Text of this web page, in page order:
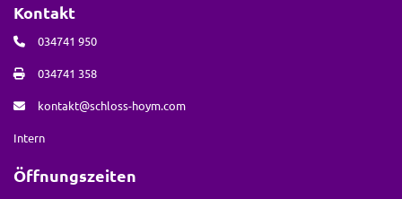
Kontakt
034741 950
034741 358
kontakt@schloss-hoym.com
Intern
Öffnungszeiten